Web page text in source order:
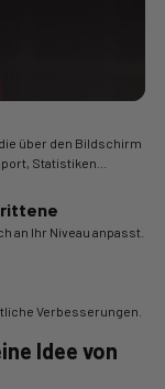
über den Bildschirm
Statistiken...
an Ihr Niveau anpasst.
Verbesserungen.
Idee von